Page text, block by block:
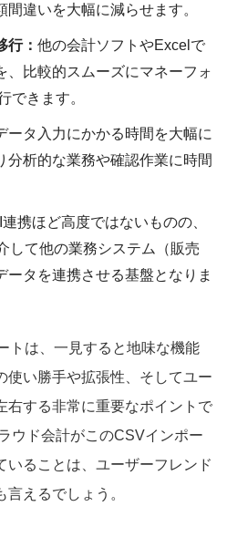
違いを大幅に減らせます。
行： 他の会計ソフトやExcelで
、比較的スムーズにマネーフォ
できます。
ータ入力にかかる時間を大幅に
分析的な業務や確認作業に時間
携ほど高度ではないものの、
して他の業務システム（販売
ータを連携させる基盤となりま
トは、一見すると地味な機能
使い勝手や拡張性、そしてユー
右する非常に重要なポイントで
ウド会計がこのCSVインポー
いることは、ユーザーフレンド
えるでしょう。